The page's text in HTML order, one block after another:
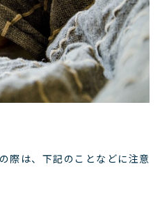
際は、下記のことなどに注意